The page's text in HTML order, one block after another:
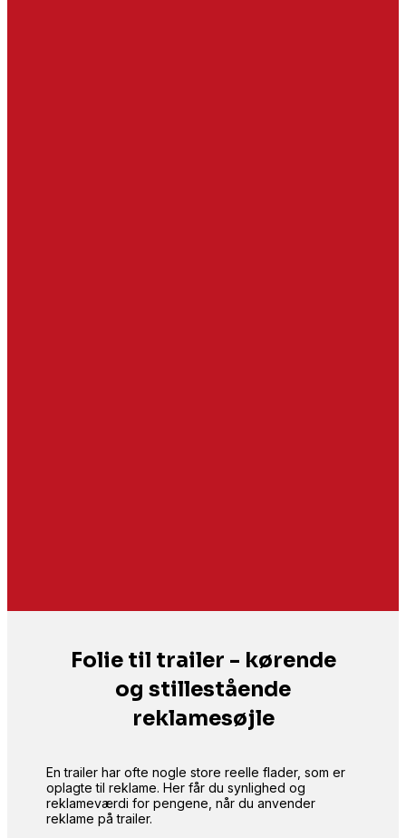
Folie til trailer - kørende
og stillestående
reklamesøjle
En trailer har ofte nogle store reelle flader, som er
oplagte til reklame. Her får du synlighed og
reklameværdi for pengene, når du anvender
reklame på trailer.